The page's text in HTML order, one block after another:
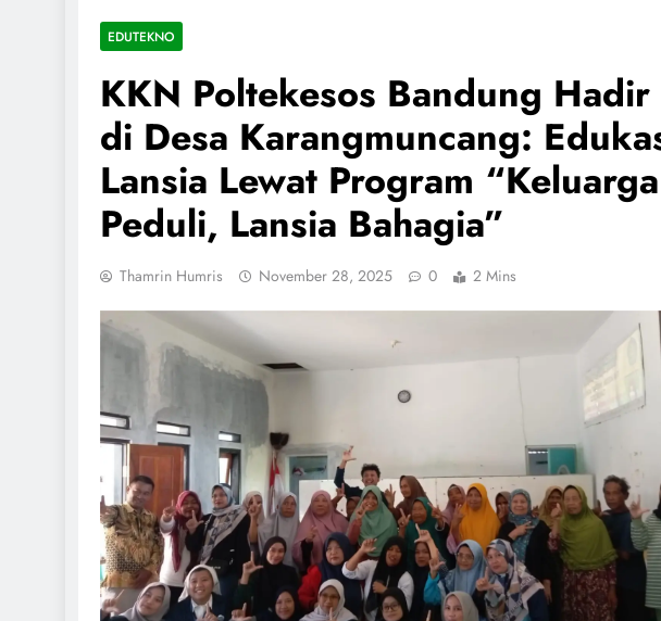
EDUTEKNO
KKN Poltekesos Bandung Hadir
di Desa Karangmuncang:
Lansia Lewat Program “Keluarga
Peduli, Lansia Bahagia”
Thamrin Humris November 28, 2025 0 2 Mins